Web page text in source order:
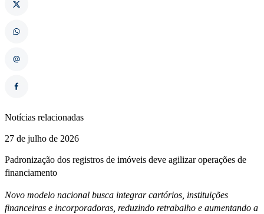
Notícias relacionadas
27 de julho de 2026
Padronização dos registros de imóveis deve agilizar operações de
financiamento
Novo modelo nacional busca integrar cartórios, instituições
financeiras e incorporadoras, reduzindo retrabalho e aumentando a